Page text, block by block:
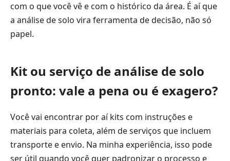
com o que você vê e com o histórico da área. É aí que
a análise de solo vira ferramenta de decisão, não só
papel.
Kit ou serviço de análise de solo
pronto: vale a pena ou é exagero?
Você vai encontrar por aí kits com instruções e
materiais para coleta, além de serviços que incluem
transporte e envio. Na minha experiência, isso pode
ser útil quando você quer padronizar o processo e